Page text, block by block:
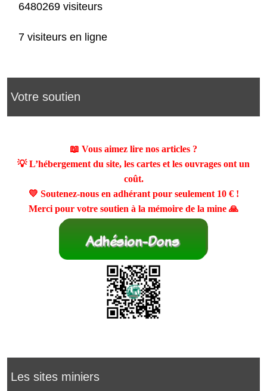
6480269 visiteurs
7 visiteurs en ligne
Votre soutien
📖 Vous aimez lire nos articles ?
💡 L’hébergement du site, les cartes et les ouvrages ont un
coût.
💛 Soutenez-nous en adhérant pour seulement 10 €!
Merci pour votre soutien à la mémoire de la mine 🙏
Les sites miniers